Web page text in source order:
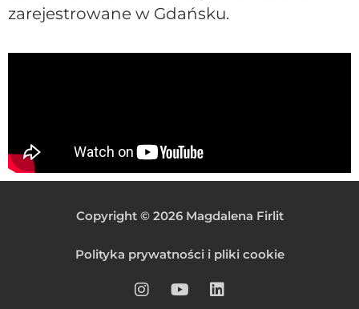
zarejestrowane w Gdańsku.
Copyright © 2026 Magdalena Firlit
Polityka prywatności i pliki cookie